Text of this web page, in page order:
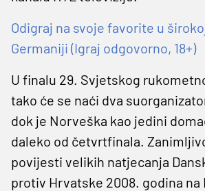
Odigraj na svoje favorite u
Germaniji (Igraj odgovorno, 18+)
U finalu 29. Svjetskog
tako će se naći dva
dok je Norveška kao jedini
daleko od četvrtfinala.
povijesti velikih natjecanja
protiv Hrvatske 2008. godina na